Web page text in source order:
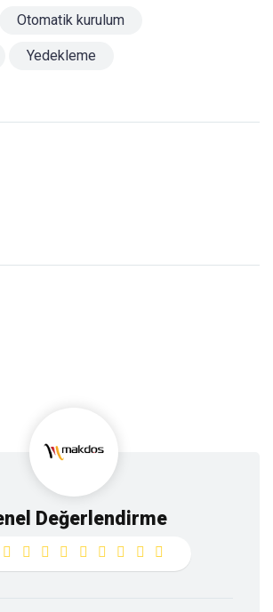
Otomatik kurulum
Yedekleme
Değerlendirme